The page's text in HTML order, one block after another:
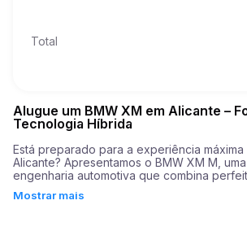
Total
Alugue um BMW XM em Alicante –
Tecnologia Híbrida
Está preparado para a experiência
Alicante? Apresentamos o BMW XM M,
engenharia automotiva que combina
do nosso excepcional serviço de aluguel
Mostrar mais